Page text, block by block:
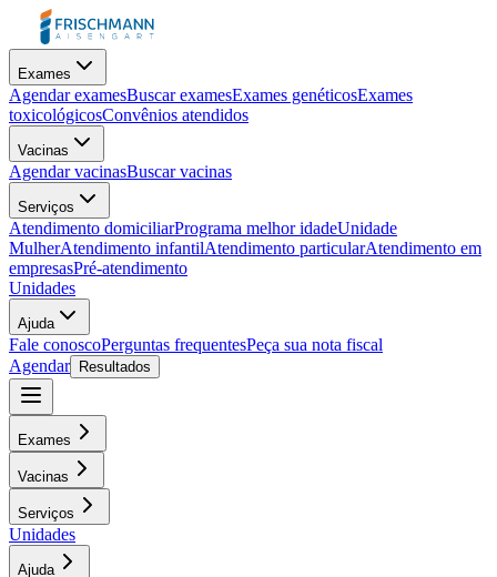
Exames
Agendar examesBuscar examesExames genéticosExames
toxicológicosConvênios atendidos
Vacinas
Agendar vacinasBuscar vacinas
Serviços
Atendimento domiciliarPrograma melhor idadeUnidade
MulherAtendimento infantilAtendimento particularAtendimento em
empresasPré-atendimento
Unidades
Ajuda
Fale conoscoPerguntas frequentesPeça sua nota fiscal
Agendar
Resultados
Exames
Vacinas
Serviços
Unidades
Ajuda